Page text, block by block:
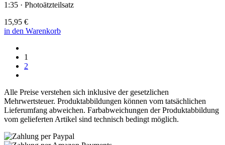
1:35 · Photoätzteilsatz
15,95 €
in den Warenkorb
1
2
Alle Preise verstehen sich inklusive der gesetzlichen
Mehrwertsteuer. Produktabbildungen können vom tatsächlichen
Lieferumfang abweichen. Farbabweichungen der Produktabbildung
vom gelieferten Artikel sind technisch bedingt möglich.